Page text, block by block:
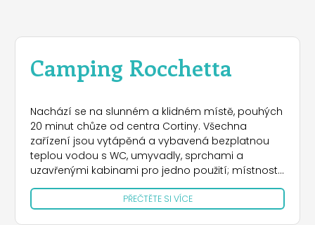
Camping Rocchetta
Nachází se na slunném a klidném místě, pouhých
20 minut chůze od centra Cortiny. Všechna
zařízení jsou vytápěná a vybavená bezplatnou
teplou vodou s WC, umyvadly, sprchami a
uzavřenými kabinami pro jedno použití; místnost
na mytí nádobí a umývárna s pračkou a
sušičkou, žehlírna a vyhřívaná sušárna, chemické
WC, servis pro karavany a přívod vody pro
PŘEČTĚTE SI VÍCE